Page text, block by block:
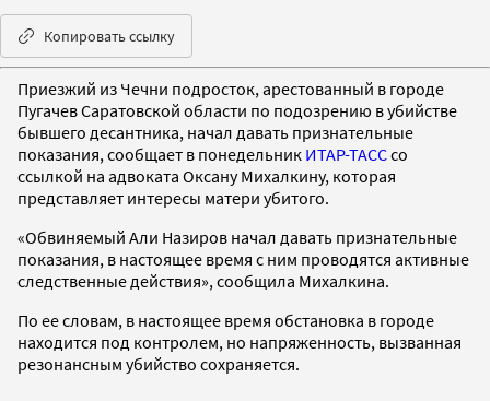
Копировать ссылку
Приезжий из Чечни подросток, арестованный в городе
Пугачев Саратовской области по подозрению в убийстве
бывшего десантника, начал давать признательные
показания, сообщает в понедельник ИТАР-ТАССсо
ссылкой на адвоката Оксану Михалкину, которая
представляет интересы матери убитого.
«Обвиняемый Али Назиров начал давать признательные
показания, в настоящее время с ним проводятся активные
следственные действия», сообщила Михалкина.
По ее словам, в настоящее время обстановка в городе
находится под контролем, но напряженность, вызванная
резонансным убийство сохраняется.